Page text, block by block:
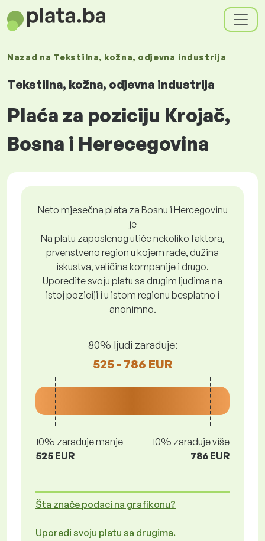
Nazad na Tekstilna, kožna, odjevna industrija
Tekstilna, kožna, odjevna industrija
Plaća za poziciju Krojač,
Bosna i Herecegovina
Neto mjesečna plata za Bosnu i Hercegovinu
je
Na platu zaposlenog utiče nekoliko faktora,
prvenstveno region u kojem rade, dužina
iskustva, veličina kompanije i drugo.
Uporedite svoju platu sa drugim ljudima na
istoj poziciji i u istom regionu besplatno i
anonimno.
80% ljudi zarađuje:
525 - 786 EUR
10% zarađuje manje
525 EUR
10% zarađuje više
786 EUR
Šta znače podaci na grafikonu?
Uporedi svoju platu sa drugima.